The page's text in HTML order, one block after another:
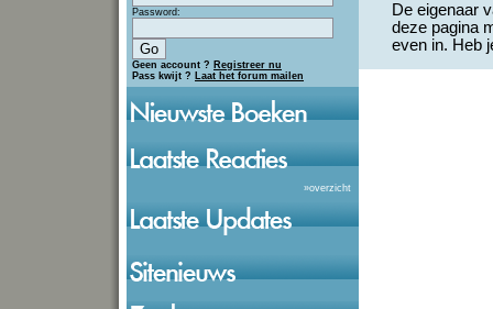
Password:
Geen account ? Registreer nu
Pass kwijt ? Laat het forum mailen
»overzicht
De eigenaar
deze pagina
even in. Heb